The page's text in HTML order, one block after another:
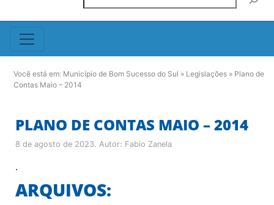
Você está em: Município de Bom Sucesso do Sul » Legislações » Plano de
Contas Maio – 2014
PLANO DE CONTAS MAIO – 2014
8 de agosto de 2023. Autor: Fabio Zanela
.
ARQUIVOS: